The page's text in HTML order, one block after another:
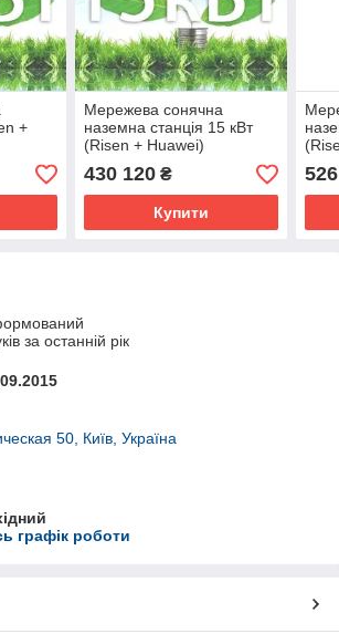
+
Мережева сонячна
наземна станція 15 кВт
(Risen + Huawei)
430 120₴
Купити
за останній рік
50, Київ, Україна
графік роботи